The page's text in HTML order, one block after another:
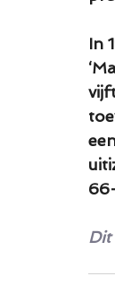
In
Dit